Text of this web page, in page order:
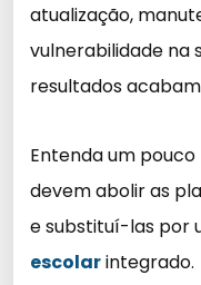
atualização,
vulnerabilidade na
resultados
Entenda um
devem abolir as
e substituí-las por
escolarintegrado.